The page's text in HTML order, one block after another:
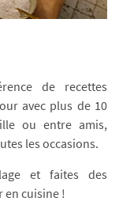
de recettes
avec plus de 10
ou entre amis,
les occasions.
et faites des
en cuisine !